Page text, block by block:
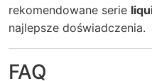
rekomendowane serie
najlepsze doświadczenia.
FAQ